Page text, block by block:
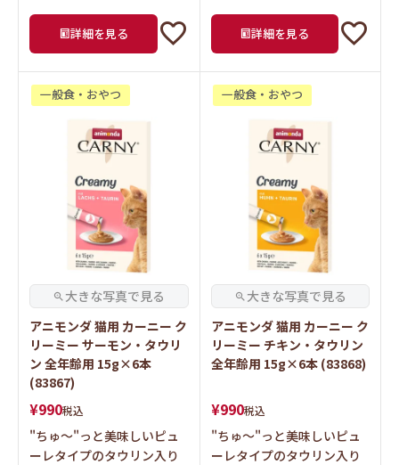
詳細を見る 詳細を見る
一般食・おやつ
アニモンダ 猫用 カーニー ク
リーミー サーモン・タウリ
ン 全年齢用 15g×6本
(83867)
¥990税込
"ちゅ～"っと美味しいピュ
ーレタイプのタウリン入り
一般食・おやつ
アニモンダ 猫用 カーニー ク
リーミー チキン・タウリン
全年齢用 15g×6本 (83868)
¥990税込
"ちゅ～"っと美味しいピュ
ーレタイプのタウリン入り